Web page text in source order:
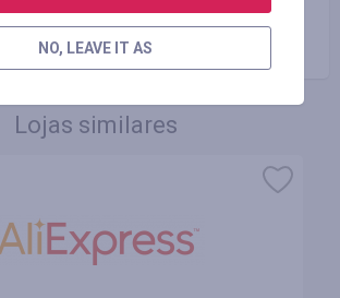
solicitação através do menu especial
Lojas similares
NO, LEAVE IT AS